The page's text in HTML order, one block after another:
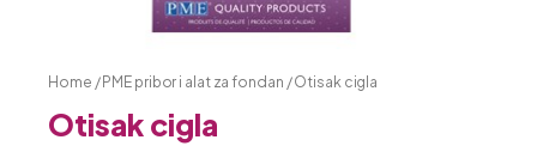
Home /PME pribor i alat za fondan / Otisak cigla
Otisak cigla